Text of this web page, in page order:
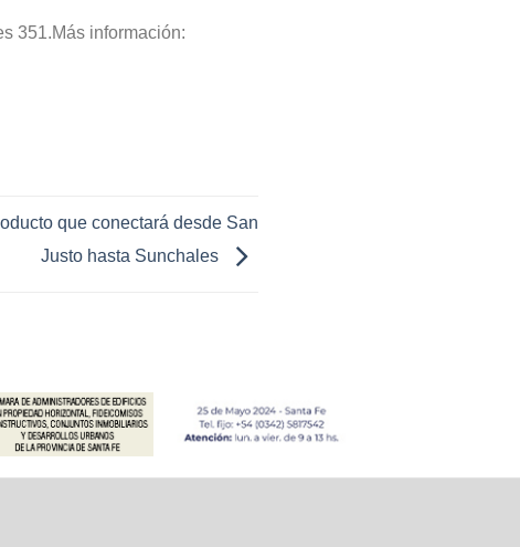
351.Más información:
que conectará desde San
Justo hasta Sunchales